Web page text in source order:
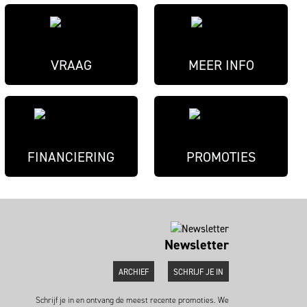
VRAAG MEER INFO
FINANCIERING PROMOTIES
Newsletter
ARCHIEF SCHRIJF JE IN
Schrijf je in en ontvang de meest recente promoties. We